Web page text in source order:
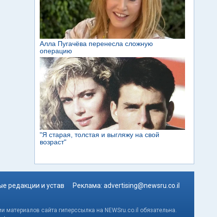
редакции и устав Реклама: advertising@newsru.co.il
сайта гиперссылка на NEWSru.co.il обязательна.